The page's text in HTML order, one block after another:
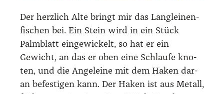
Der herz­lich Alte bringt mir das Lang­lei­nen­
fi­schen bei. Ein Stein wird in ein Stück
Palm­blatt ein­ge­wi­ckelt, so hat er ein
Gewicht, an das er oben eine Schlau­fe kno­
ten, und die Ange­lei­ne mit dem Haken dar­
an befes­ti­gen kann. Der Haken ist aus Metall,